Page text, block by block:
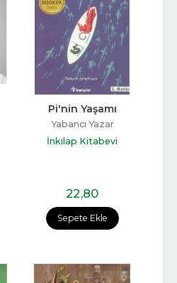
Sepete Ekle
Pi'nin Yaşamı
Yabancı Yazar
İnkılap Kitabevi
22,80